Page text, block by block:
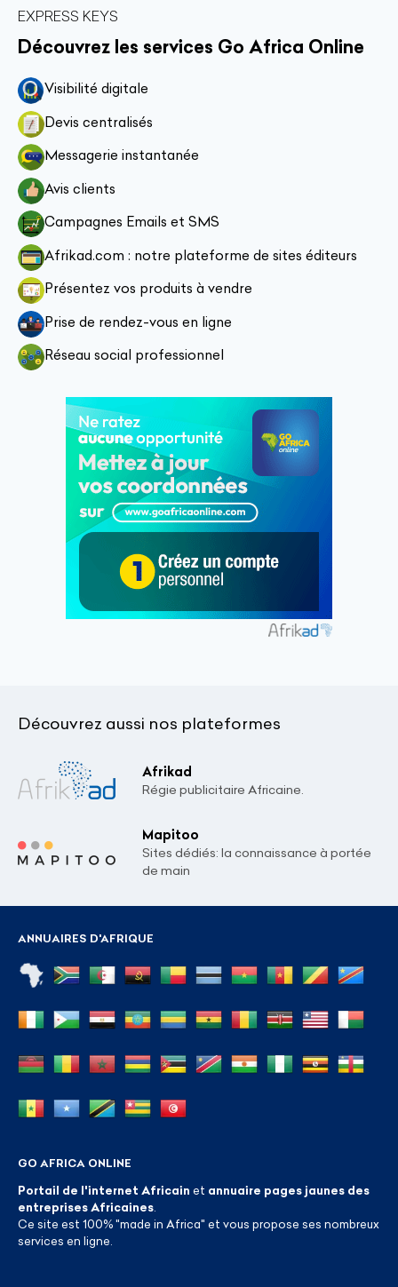
EXPRESS KEYS
Découvrez les services Go Africa Online
Visibilité digitale
Devis centralisés
Messagerie instantanée
Avis clients
Campagnes Emails et SMS
Afrikad.com : notre plateforme de sites éditeurs
Présentez vos produits à vendre
Prise de rendez-vous en ligne
Réseau social professionnel
Découvrez aussi nos plateformes
Afrikad
Régie publicitaire Africaine.
Mapitoo
Sites dédiés: la connaissance à portée
de main
ANNUAIRES D'AFRIQUE
GO AFRICA ONLINE
Portail de l'internet Africain et annuaire pages jaunes des
entreprises Africaines
Ce site est 100% "made in Africa" et vous propose ses nombreux
services en ligne.